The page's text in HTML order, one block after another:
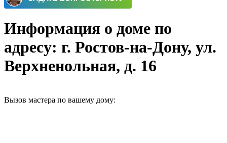
Информация о доме по
адресу: г. Ростов-на-Дону, ул.
Верхненольная, д. 16
Вызов мастера по вашему дому: